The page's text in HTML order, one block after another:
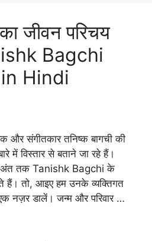
जीवन परिचय
Bagchi
Hindi
संगीतकार तनिष्क बागची की
में विस्तार से बताने जा रहे हैं।
तक Tanishk Bagchi के
हैं। तो, आइए हम उनके व्यक्तिगत
नज़र डालें। जन्म और परिवार …